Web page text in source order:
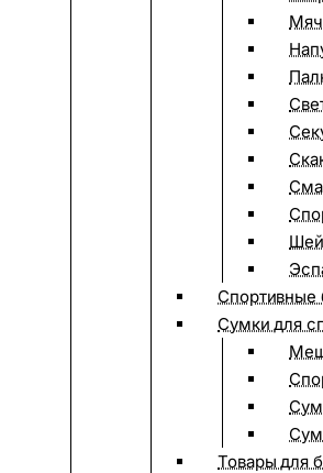
Спортивные
Сумки для
Товары для